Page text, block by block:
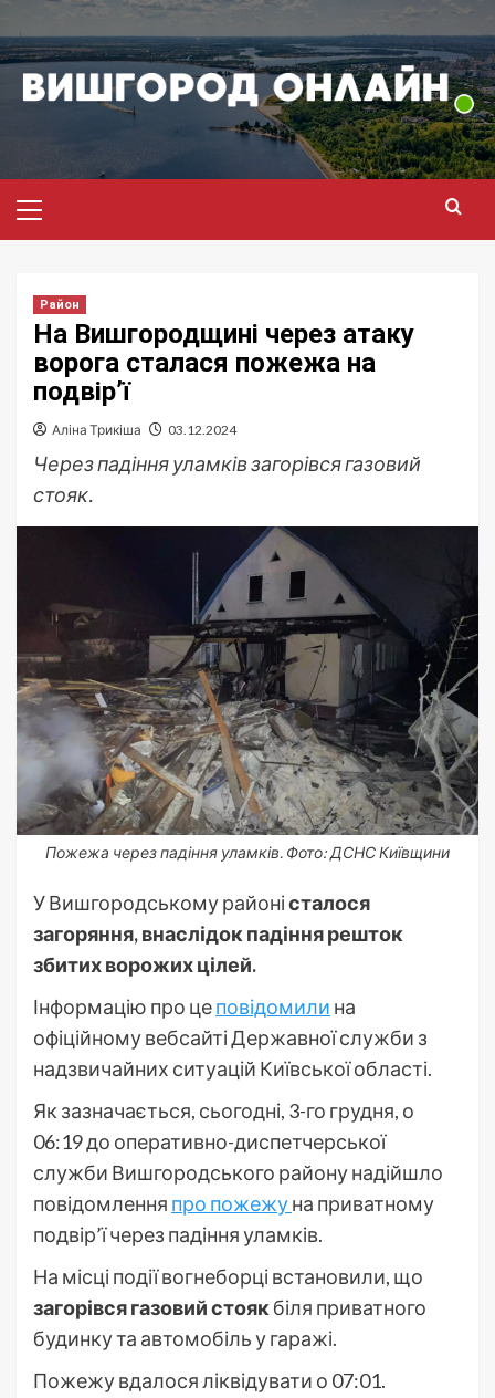
до
вмісту
меню
Район
На Вишгородщині через атаку
ворога сталася пожежа на
подвір’ї
Аліна Трикіша 03.12.2024
Через падіння уламків загорівся газовий
стояк.
Пожежа через падіння уламків. Фото: ДСНС Київщини
У Вишгородському районісталося
загоряння, внаслідок падіння решток
збитих ворожих цілей.
Інформацію про цеповідомили на
офіційному вебсайті Державної служби з
надзвичайних ситуацій Київської області.
Як зазначається, сьогодні, 3-го грудня, о
06:19 до оперативно-диспетчерської
служби Вишгородського району надійшло
повідомлення про пожежуна приватному
подвір’ї через падіння уламків.
На місці події вогнеборці встановили, що
загорівся газовий стоякбіля приватного
будинку та автомобіль у гаражі.
Пожежу вдалося ліквідувати о 07:01.